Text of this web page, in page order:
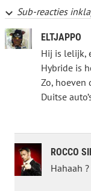
Sub-reacties
ELTJAPPO
Hij is lelijk,
Hybride is
Zo, hoeven
Duitse
ROCCO
Hahaah ?